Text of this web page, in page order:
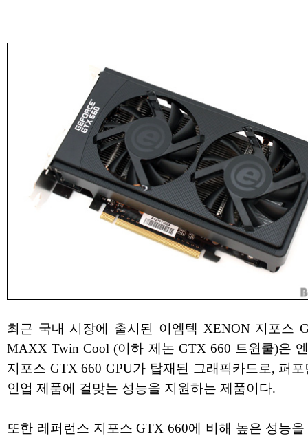
최근 국내 시장에 출시된 이엠텍 XENON 지포스
MAXX Twin Cool (이하 제논 GTX 660 트윈쿨)은
지포스 GTX 660 GPU가 탑재된 그래픽카드로, 퍼
인업 제품에 걸맞는 성능을 지원하는 제품이다.
또한 레퍼런스 지포스 GTX 660에 비해 높은 성능